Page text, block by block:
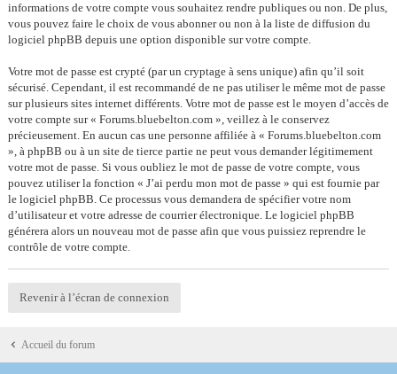
informations de votre compte vous souhaitez rendre publiques ou non. De plus,
vous pouvez faire le choix de vous abonner ou non à la liste de diffusion du
logiciel phpBB depuis une option disponible sur votre compte.
Votre mot de passe est crypté (par un cryptage à sens unique) afin qu’il soit
sécurisé. Cependant, il est recommandé de ne pas utiliser le même mot de passe
sur plusieurs sites internet différents. Votre mot de passe est le moyen d’accès de
votre compte sur « Forums.bluebelton.com », veillez à le conservez
précieusement. En aucun cas une personne affiliée à « Forums.bluebelton.com
», à phpBB ou à un site de tierce partie ne peut vous demander légitimement
votre mot de passe. Si vous oubliez le mot de passe de votre compte, vous
pouvez utiliser la fonction « J’ai perdu mon mot de passe » qui est fournie par
le logiciel phpBB. Ce processus vous demandera de spécifier votre nom
d’utilisateur et votre adresse de courrier électronique. Le logiciel phpBB
générera alors un nouveau mot de passe afin que vous puissiez reprendre le
contrôle de votre compte.
Revenir à l’écran de connexion
Accueil du forum